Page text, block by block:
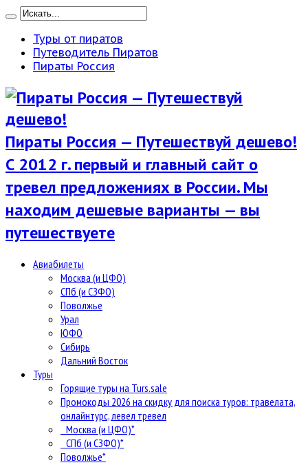
Туры от пиратов
Путеводитель Пиратов
Пираты Россия
Пираты Россия — Путешествуй дешево!
С 2012 г. первый и главный сайт о
тревел предложениях в России. Мы
находим дешевые варианты — вы
путешествуете
Авиабилеты
Москва (и ЦФО)
СПб (и СЗФО)
Поволжье
Урал
ЮФО
Сибирь
Дальний Восток
Туры
Горящие туры на Turs.sale
Промокоды 2026 на скидку для поиска туров: травелата,
онлайнтурс, левел тревел
Москва (и ЦФО)*
СПб (и СЗФО)*
Поволжье*